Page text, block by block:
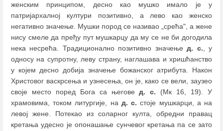
женским принципом, десно као мушко имало је у
патријархалној култури позитивно, а лево као женско
негативно значење. Мушки пород се називао „срећа", а жене
нису смеле да пређу пут мушкарцу да му се не би догодила
нека несрећа. Традиционално позитивно значењед. с., у
односу на супротну, леву страну, наглашава и хришћанство
у којем десно добија значење божанског атрибута. Након
Христовог васкрсења и узнесења, он је, како се вели, заузео
своје место поред Бога са његовед. с. (Мк 16, 19). У
храмовима, током литургије, на д. с. стоје мушкарци, а на
левој жене. Потекао из соларног култа, обредни правац
кретања удесно је опонашање сунчевог кретања па се зато